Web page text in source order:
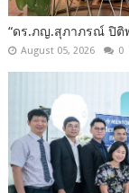
“ดร.ภญ.สุภาภรณ์ ปิติ
August 05, 2026 0